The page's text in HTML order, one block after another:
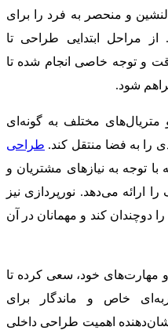
و منحصر به فرد را برای
از مراحل ابتدایی طراحی تا
و توجه خاصی انجام شده تا
شود.
متریال‌های مختلف به گونه‌ای
به فضا منتقل کند. طراحی
توجه به نیازهای مشتریان و
ارائه می‌دهد. نورپردازی نیز
دوچندان کند و مهمانان در آن
مهارت‌های خود، سعی کرده تا
خاص و ماندگار برای
نشان‌دهنده اهمیت طراحی داخلی